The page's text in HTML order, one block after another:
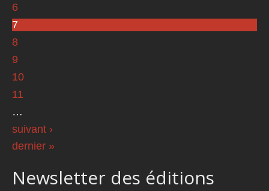
6
7
8
9
10
11
…
suivant ›
dernier »
Newsletter des éditions